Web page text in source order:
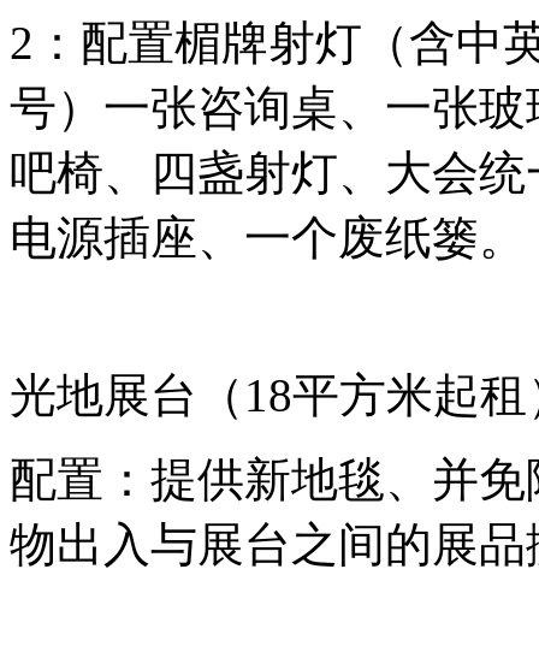
2：配置楣牌射灯（含中
号）一张咨询桌、一张
吧椅、四盏射灯、大会
电源插座、一个废纸篓。
光地展台（18平方米起租
配置：提供新地毯、并
物出入与展台之间的展